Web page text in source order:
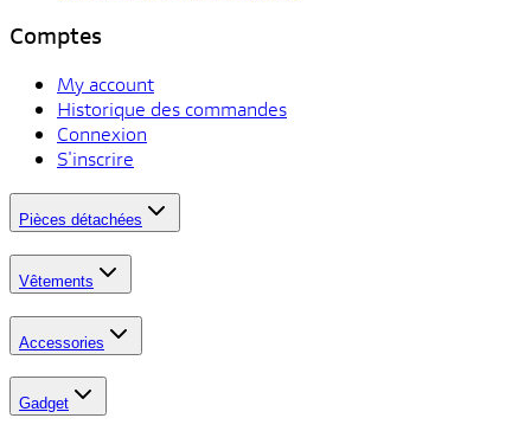
Comptes
My account
Historique des commandes
Connexion
S'inscrire
Pièces détachées
Vêtements
Accessories
Gadget